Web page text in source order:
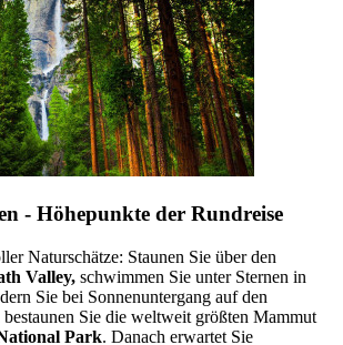
- Höhepunkte der Rundreise
Naturschätze: Staunen Sie über den
Valley, schwimmen Sie unter Sternen in
Sie bei Sonnenuntergang auf den
bestaunen Sie die weltweit größten Mammut
Park. Danach erwartet Sie